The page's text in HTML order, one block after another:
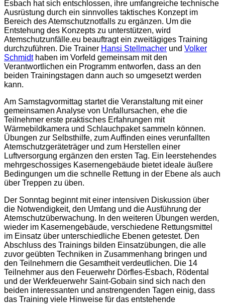
Esbach hat sich entschlossen, ihre umfangreiche technische
Ausrüstung durch ein sinnvolles taktisches Konzept im
Bereich des Atemschutznotfalls zu ergänzen. Um die
Entstehung des Konzepts zu unterstützen, wird
Atemschutzunfälle.eu beauftragt ein zweitägiges Training
durchzuführen. Die Trainer Hansi Stellmacher und Volker
Schmidthaben im Vorfeld gemeinsam mit den
Verantwortlichen ein Programm entworfen, dass an den
beiden Trainingstagen dann auch so umgesetzt werden
kann.
Am Samstagvormittag startet die Veranstaltung mit einer
gemeinsamen Analyse von Unfallursachen, ehe die
Teilnehmer erste praktisches Erfahrungen mit
Wärmebildkamera und Schlauchpaket sammeln können.
Übungen zur Selbsthilfe, zum Auffinden eines verunfallten
Atemschutzgeräteträger und zum Herstellen einer
Luftversorgung ergänzen den ersten Tag. Ein leerstehendes
mehrgeschossiges Kasernengebäude bietet ideale äußere
Bedingungen um die schnelle Rettung in der Ebene als auch
über Treppen zu üben.
Der Sonntag beginnt mit einer intensiven Diskussion über
die Notwendigkeit, den Umfang und die Ausführung der
Atemschutzüberwachung. In den weiteren Übungen werden,
wieder im Kasernengebäude, verschiedene Rettungsmittel
im Einsatz über unterschiedliche Ebenen getestet. Den
Abschluss des Trainings bilden Einsatzübungen, die alle
zuvor geübten Techniken in Zusammenhang bringen und
den Teilnehmern die Gesamtheit verdeutlichen. Die 14
Teilnehmer aus den Feuerwehr Dörfles-Esbach, Rödental
und der Werkfeuerwehr Saint-Gobain sind sich nach den
beiden interessanten und anstrengenden Tagen einig, dass
das Training viele Hinweise für das entstehende